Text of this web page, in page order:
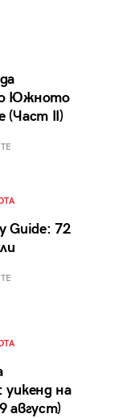
Южното
(Част II)
Guide: 72
на
август)